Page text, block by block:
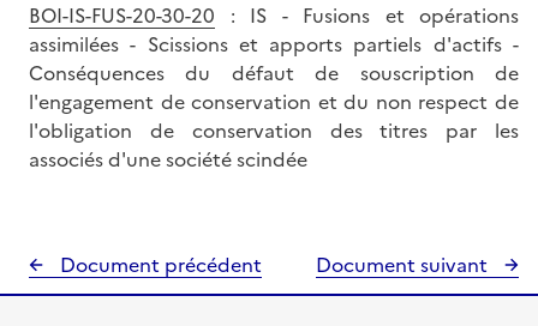
BOI-IS-FUS-20-30-20 : IS - Fusions et opérations
assimilées - Scissions et apports partiels d'actifs -
Conséquences du défaut de souscription de
l'engagement de conservation et du non respect de
l'obligation de conservation des titres par les
associés d'une société scindée
Document précédent Document suivant